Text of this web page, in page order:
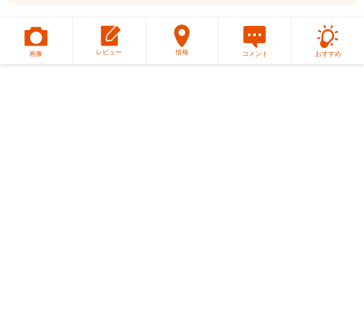
画像 レビュー 情報 コメント おすすめ